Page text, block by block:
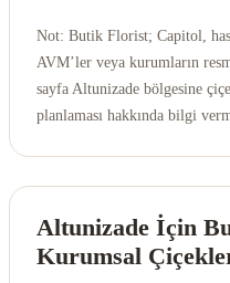
Not: Butik Florist; Capitol,
AVM’ler veya kurumların
sayfa Altunizade bölgesine
planlaması hakkında bilgi
Altunizade İçin
Kurumsal